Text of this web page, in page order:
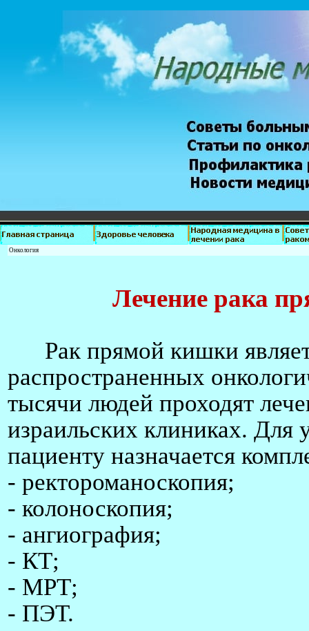
Онкология
Лечение рака
Рак прямой кишки
распространенных
тысячи людей проходят
израильских клиниках. Для
пациенту назначается
- ректороманоскопия;
- колоноскопия;
- ангиография;
- КТ;
- МРТ;
- ПЭТ.